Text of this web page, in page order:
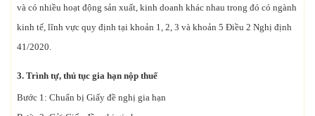
và có nhiều hoạt động sản xuất, kinh doanh khác nhau trong đó có ngành
kinh tế, lĩnh vực quy định tại khoản 1, 2, 3 và khoản 5 Điều 2 Nghị định
41/2020.
3. Trình tự, thủ tục gia hạn nộp thuế
Bước 1: Chuẩn bị Giấy đề nghị gia hạn